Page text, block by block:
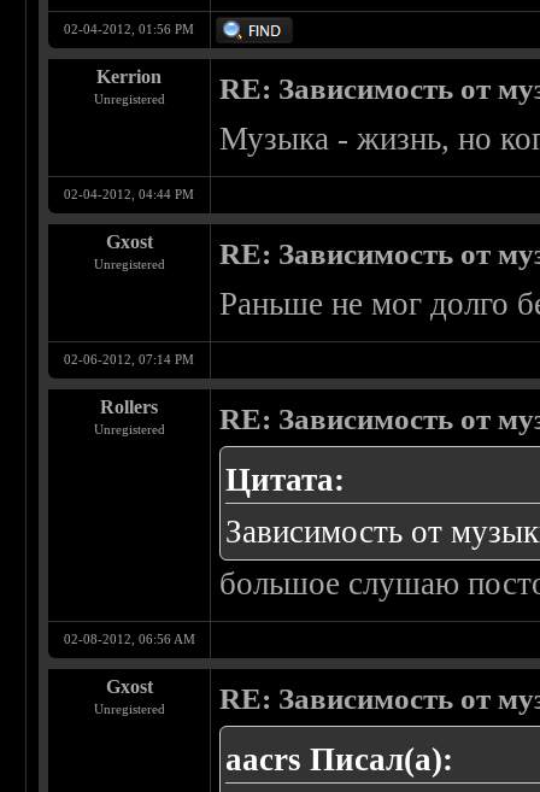
02-04-2012, 01:56 PM
Kerrion
Unregistered RE: Зависимость от
Музыка - жизнь, но
02-04-2012, 04:44 PM
Gxost
Unregistered RE: Зависимость от
Раньше не мог долго
02-06-2012, 07:14 PM
Rollers
Unregistered RE: Зависимость от
Цитата:
Зависимость от
большое слушаю
02-08-2012, 06:56 AM
Gxost
Unregistered RE: Зависимость от
aacrs Писал(а):